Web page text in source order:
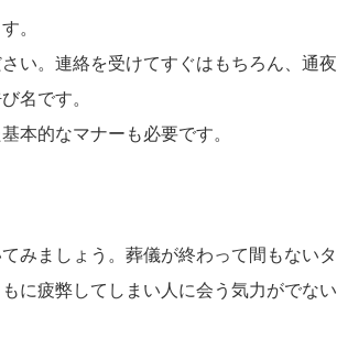
。
い。連絡を受けてすぐはもちろん、通夜
名です。
本的なマナーも必要です。
みましょう。葬儀が終わって間もないタ
に疲弊してしまい人に会う気力がでない